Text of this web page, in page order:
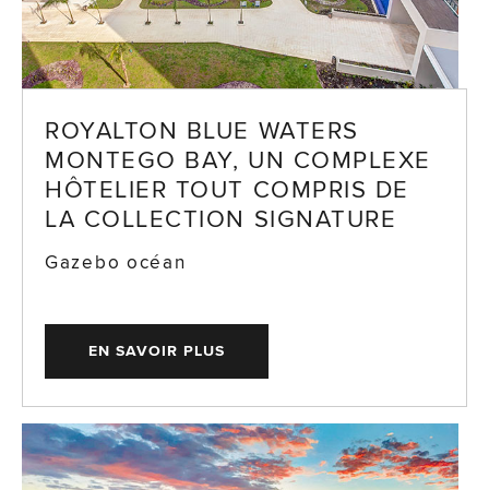
ROYALTON BLUE WATERS
MONTEGO BAY, UN COMPLEXE
HÔTELIER TOUT COMPRIS DE
LA COLLECTION SIGNATURE
Gazebo océan
EN SAVOIR PLUS